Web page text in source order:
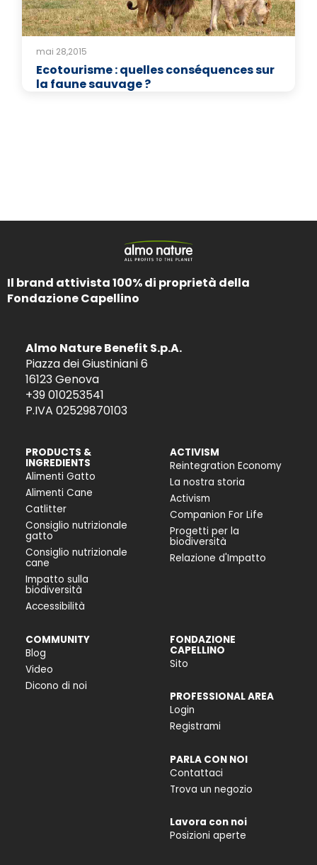
mai 28,2015
Ecotourisme : quelles conséquences sur
la faune sauvage ?
Il brand attivista 100% di proprietà della
Fondazione Capellino
Almo Nature Benefit S.p.A.
Piazza dei Giustiniani 6
16123 Genova
+39 010253541
P.IVA 02529870103
PRODUCTS &
INGREDIENTS
Alimenti Gatto
Alimenti Cane
Catlitter
Consiglio nutrizionale
gatto
Consiglio nutrizionale
cane
Impatto sulla
biodiversità
Accessibilità
ACTIVISM
Reintegration Economy
La nostra storia
Activism
Companion For Life
Progetti per la
biodiversità
Relazione d'Impatto
COMMUNITY
Blog
Video
Dicono di noi
FONDAZIONE
CAPELLINO
Sito
PROFESSIONAL AREA
Login
Registrami
PARLA CON NOI
Contattaci
Trova un negozio
Lavora con noi
Posizioni aperte